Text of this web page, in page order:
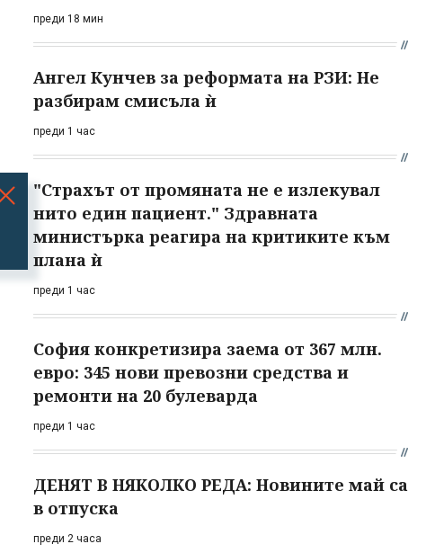
преди 18 мин
Ангел Кунчев за реформата на РЗИ: Не
разбирам смисъла ѝ
преди 1 час
"Страхът от промяната не е излекувал
нито един пациент." Здравната
министърка реагира на критиките към
плана ѝ
преди 1 час
София конкретизира заема от 367 млн.
евро: 345 нови превозни средства и
ремонти на 20 булеварда
преди 1 час
ДЕНЯТ В НЯКОЛКО РЕДА: Новините май са
в отпуска
преди 2 часа